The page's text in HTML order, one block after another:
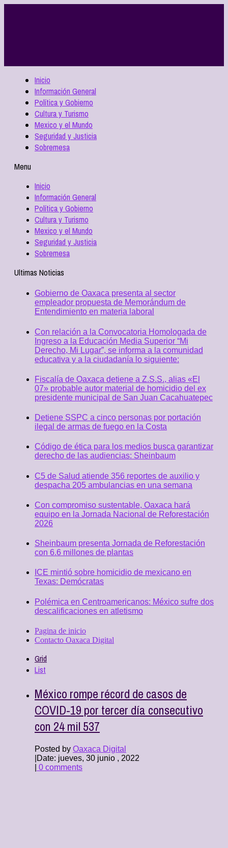
Inicio
Información General
Política y Gobierno
Cultura y Turismo
Mexico y el Mundo
Seguridad y Justicia
Sobremesa
Menu
Inicio
Información General
Política y Gobierno
Cultura y Turismo
Mexico y el Mundo
Seguridad y Justicia
Sobremesa
Ultimas Noticias
Gobierno de Oaxaca presenta al sector
empleador propuesta de Memorándum de
Entendimiento en materia laboral
Con relación a la Convocatoria Homologada de
Ingreso a la Educación Media Superior “Mi
Derecho, Mi Lugar”, se informa a la comunidad
educativa y a la ciudadanía lo siguiente:
Fiscalía de Oaxaca detiene a Z.S.S., alias «El
07» probable autor material de homicidio del ex
presidente municipal de San Juan Cacahuatepec
Detiene SSPC a cinco personas por portación
ilegal de armas de fuego en la Costa
Código de ética para los medios busca garantizar
derecho de las audiencias: Sheinbaum
C5 de Salud atiende 356 reportes de auxilio y
despacha 205 ambulancias en una semana
Con compromiso sustentable, Oaxaca hará
equipo en la Jornada Nacional de Reforestación
2026
Sheinbaum presenta Jornada de Reforestación
con 6.6 millones de plantas
ICE mintió sobre homicidio de mexicano en
Texas: Demócratas
Polémica en Centroamericanos: México sufre dos
descalificaciones en atletismo
Pagina de inicio
Contacto Oaxaca Digital
Grid
List
México rompe récord de casos de
COVID-19 por tercer día consecutivo
con 24 mil 537
Posted by Oaxaca Digital
Date: jueves, 30 junio , 2022
0 comments